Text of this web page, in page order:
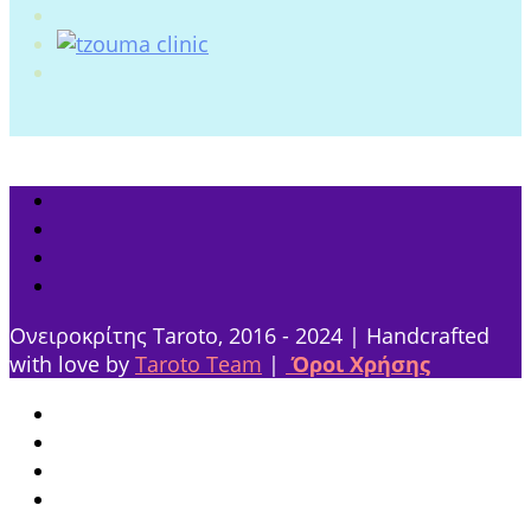
Ονειροκρίτης Taroto, 2016 - 2024 | Handcrafted
with love by Taroto Team | Όροι Χρήσης